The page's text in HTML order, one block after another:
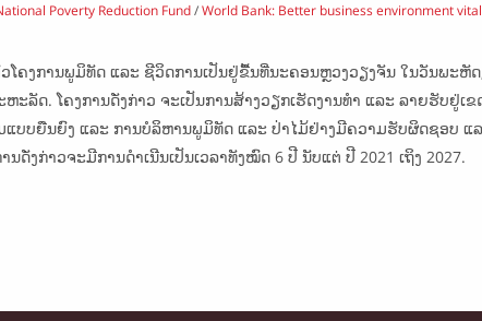
Poverty Reduction Fund /World Bank: Better business environment
ໂຄງການພູມິທັດ ແລະ ຊີວິດການເປັນຢູ່ຂື້ນທີ່ນະຄອນຫຼວງວຽງຈັນ ໃນວັນພະຫັດ
ລັດ. ໂຄງການດັ່ງກ່າວ ຈະເປັນການສ້າງວຽກເຮັດງານທຳ ແລະ ລາຍຮັບຢູ່ເຂ
ແບບຍືນຍົງ ແລະ ການບໍລິຫານພູມິທັດ ແລະ ປ່າໄມ້ຢ່າງມີຄວາມຮັບຜິດຊອບ ແ
ງກ່າວຈະມີການດຳເນີນເປັນເວລາທັງໝົດ 6 ປີ ນັບແຕ່ ປີ 2021 ເຖິງ 2027.